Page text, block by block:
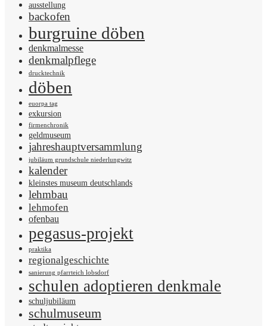
ausstellung
backofen
burgruine döben
denkmalmesse
denkmalpflege
drucktechnik
döben
euorpa tag
exkursion
firmenchronik
geldmuseum
jahreshauptversammlung
jubiläum grundschule niederlungwitz
kalender
kleinstes museum deutschlands
lehmbau
lehmofen
ofenbau
pegasus-projekt
praktika
regionalgeschichte
sanierung pfarrteich lobsdorf
schulen adoptieren denkmale
schuljubiläum
schulmuseum